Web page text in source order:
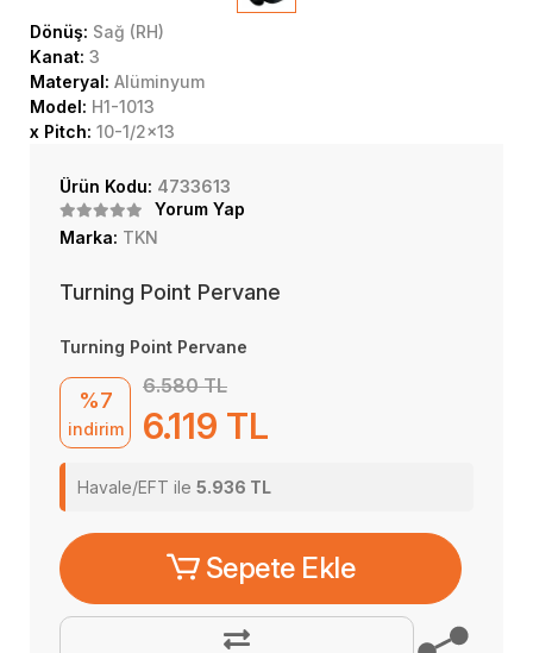
Dönüş: Sağ (RH)
Kanat: 3
Materyal: Alüminyum
Model: H1-1013
x Pitch: 10-1/2x13
Ürün Kodu: 4733613
Yorum Yap
Marka: TKN
Turning Point Pervane
Turning Point Pervane
%7
indirim
6.580 TL
6.119 TL
Havale/EFT ile 5.936 TL
Sepete Ekle